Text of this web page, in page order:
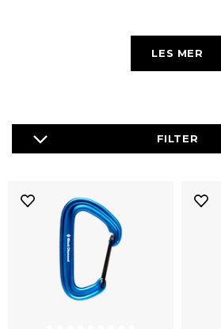
eller utstyr i å kile seg fast når
Karabinere er en viktig del av
karabiner for den spesifikke
sikkerhetsprosedyrer for å unngå
LES MER